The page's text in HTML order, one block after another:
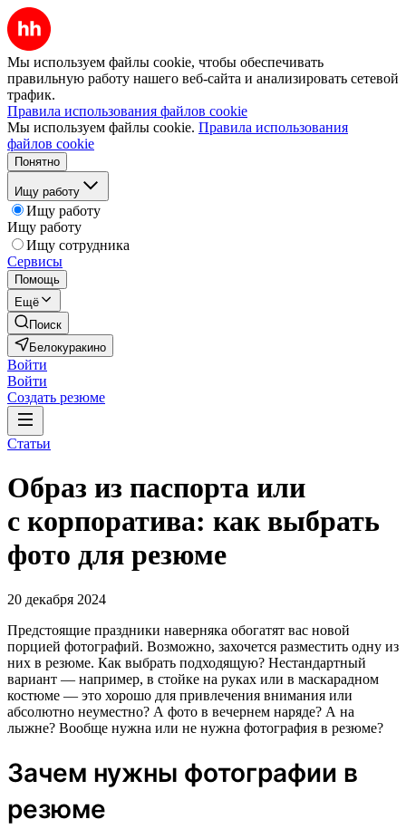
Мы используем файлы cookie, чтобы обеспечивать
правильную работу нашего веб-сайта и анализировать сетевой
трафик.
Правила использования файлов cookie
Мы используем файлы cookie. Правила использования
файлов cookie
Понятно
Ищу работу
Ищу работу
Ищу работу
Ищу сотрудника
Сервисы
Помощь
Ещё
Поиск
Белокуракино
Войти
Войти
Создать резюме
Статьи
Образ из паспорта или
с корпоратива: как выбрать
фото для резюме
20 декабря 2024
Предстоящие праздники наверняка обогатят вас новой
порцией фотографий. Возможно, захочется разместить одну из
них в резюме. Как выбрать подходящую? Нестандартный
вариант — например, в стойке на руках или в маскарадном
костюме — это хорошо для привлечения внимания или
абсолютно неуместно? А фото в вечернем наряде? А на
лыжне? Вообще нужна или не нужна фотография в резюме?
Зачем нужны фотографии в
резюме